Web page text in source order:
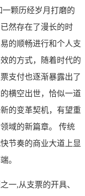
颗历经岁月打磨的
然存在了漫长的时
的顺畅进行和个人支
的方式，随着时代的
支付也逐渐暴露出了
横空出世，恰似一道
的变革契机，有望重
域的新篇章。 传统
节奏的商业大道上显
。
一,从支票的开具、